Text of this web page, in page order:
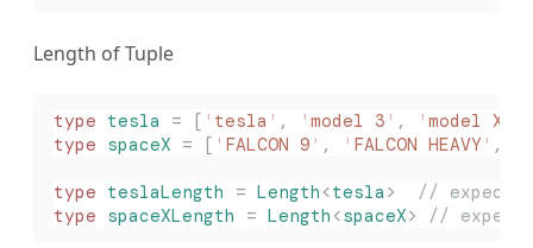
Length of Tuple
type tesla = [ ' tesla ' , ' model 3 ' , ' model X
type spaceX = [ ' FALCON 9 ' , ' FALCON HEAVY' ,
type teslaLength = Length <tesla >
//
type spaceXLength = Length <spaceX> //